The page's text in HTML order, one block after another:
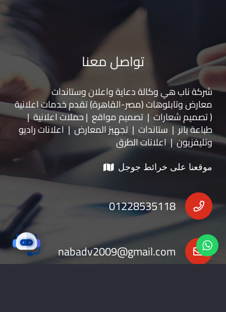
تواصل معنا
شركة ناب هي وكالة دعاية واعلان وستاندات
معارضوتابلوهات(مصر-القاهرة) تقدم خدمات اعلانية
( تصميم شعارات | تصميم مواقع | حملات اعلانية |
طباعة بانر | ستاندات | تجهيز المعارض | اعلانات راديو
وتليفزيون | اعلانات الطرق
موقعنا على خرائط جوجل
01228535118
nabadv2009@gmail.com